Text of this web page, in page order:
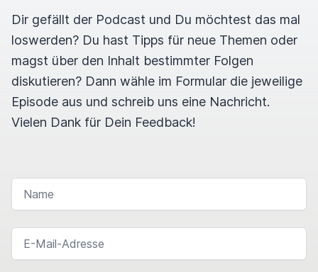
Dir gefällt der Podcast und Du möchtest das mal
loswerden? Du hast Tipps für neue Themen oder
magst über den Inhalt bestimmter Folgen
diskutieren? Dann wähle im Formular die jeweilige
Episode aus und schreib uns eine Nachricht.
Vielen Dank für Dein Feedback!
NAME
E-MAIL-ADRESSE